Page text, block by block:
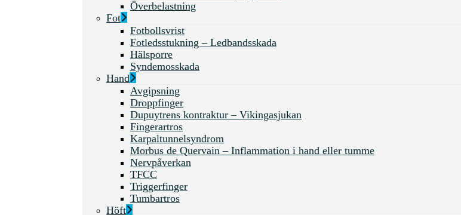
Överbelastning
Fot
Fotbollsvrist
Fotledsstukning – Ledbandsskada
Hälsporre
Syndemosskada
Hand
Avgipsning
Droppfinger
Dupuytrens kontraktur – Vikingasjukan
Fingerartros
Karpaltunnelsyndrom
Morbus de Quervain – Inflammation i hand eller tumme
Nervpåverkan
TFCC
Triggerfinger
Tumbartros
Höft